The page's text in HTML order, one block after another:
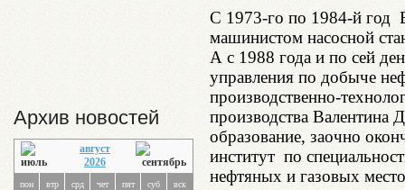
Архив новостей
август
2026
пон втр срд чет пят суб вск
С 1973-го по 1984-й год
машинистом насосной
А с 1988 года и по сей
управления по добыче
производственно-
производства Валентина
образование, заочно
институт по
нефтяных и газовых